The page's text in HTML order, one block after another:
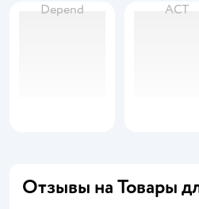
Depend АСТ
Отзывы на Товары